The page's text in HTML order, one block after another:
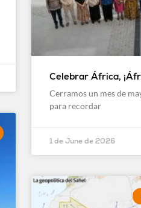
Celebrar África,
Cerramos un mes de
para recordar
1 de June de 2026